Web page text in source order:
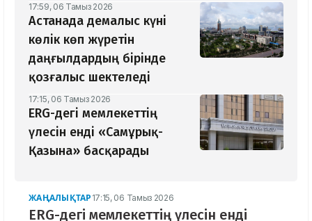
17:59, 06 Тамыз 2026
Астанада демалыс күні
көлік көп жүретін
даңғылдардың бірінде
қозғалыс шектеледі
17:15, 06 Тамыз 2026
ERG-дегі мемлекеттің
үлесін енді «Самұрық-
Қазына» басқарады
ЖАҢАЛЫҚТАР 17:15, 06 Тамыз 2026
ERG-дегі мемлекеттің үлесін енді